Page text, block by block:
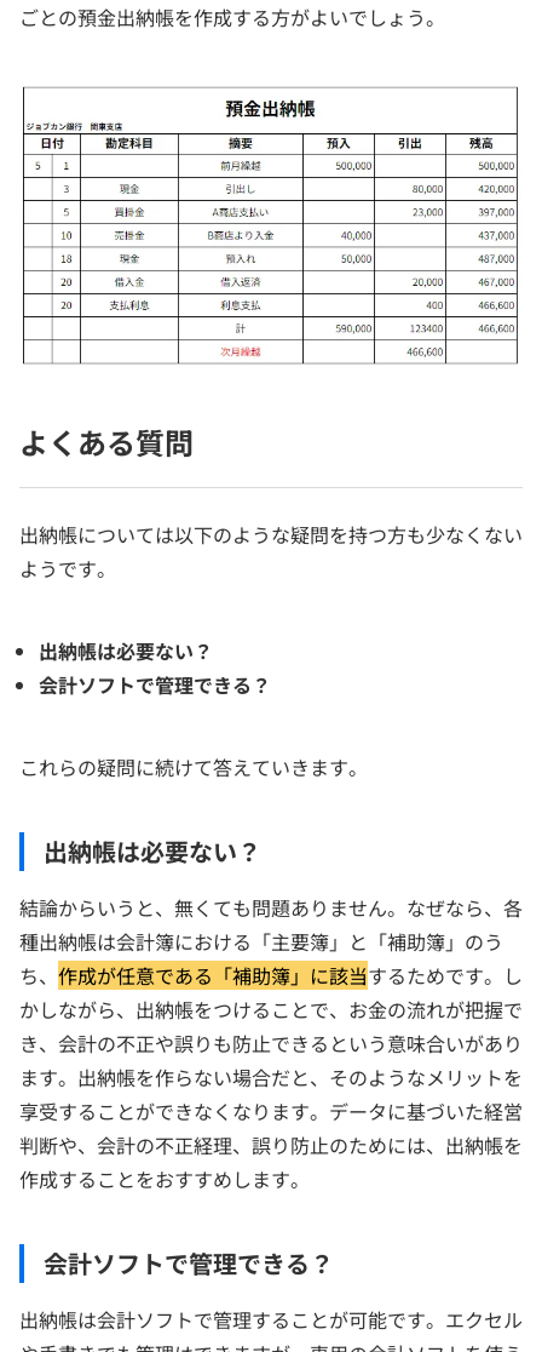
ごとの預金出納帳を作成する方がよいでしょう。
よくある質問
出納帳については以下のような疑問を持つ方も少なくない
ようです。
出納帳は必要ない？
会計ソフトで管理できる？
これらの疑問に続けて答えていきます。
出納帳は必要ない？
結論からいうと、無くても問題ありません。なぜなら、各
種出納帳は会計簿における「主要簿」と「補助簿」のう
ち、 作成が任意である「補助簿」に該当するためです。し
かしながら、出納帳をつけることで、お金の流れが把握で
き、会計の不正や誤りも防止できるという意味合いがあり
ます。出納帳を作らない場合だと、そのようなメリットを
享受することができなくなります。データに基づいた経営
判断や、会計の不正経理、誤り防止のためには、出納帳を
作成することをおすすめします。
会計ソフトで管理できる？
出納帳は会計ソフトで管理することが可能です。エクセル